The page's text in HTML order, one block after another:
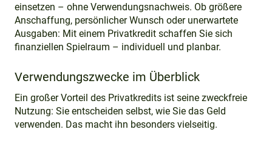
einsetzen – ohne Verwendungsnachweis. Ob größere
Anschaffung, persönlicher Wunsch oder unerwartete
Ausgaben: Mit einem Privatkredit schaffen Sie sich
finanziellen Spielraum – individuell und planbar.
Verwendungszwecke im Überblick
Ein großer Vorteil des Privatkredits ist seine zweckfreie
Nutzung: Sie entscheiden selbst, wie Sie das Geld
verwenden. Das macht ihn besonders vielseitig.